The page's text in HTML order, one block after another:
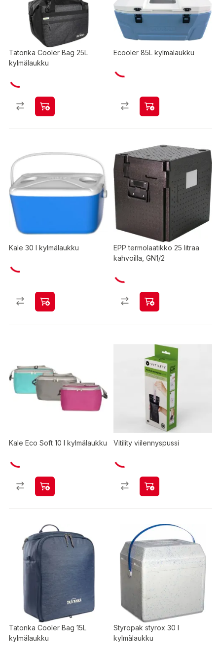
Tatonka Cooler Bag 25L
kylmälaukku
Ecooler 85L kylmälaukku
Kale 30 l kylmälaukku
EPP termolaatikko 25 litraa
kahvoilla, GN1/2
Kale Eco Soft 10 l kylmälaukku Vitility viilennyspussi
Tatonka Cooler Bag 15L
kylmälaukku
Styropak styrox 30 l
kylmälaukku